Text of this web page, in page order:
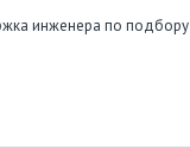
инженера по подбору